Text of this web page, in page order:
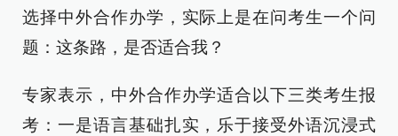
选择中外合作办学，实际上是在问考生一个问
题：这条路，是否适合我？
专家表示，中外合作办学适合以下三类考生报
考：一是语言基础扎实，乐于接受外语沉浸式